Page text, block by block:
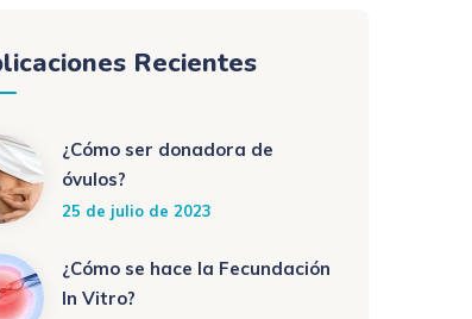
Recientes
¿Cómo ser donadora de
óvulos?
25 de julio de 2023
¿Cómo se hace la Fecundación
In Vitro?